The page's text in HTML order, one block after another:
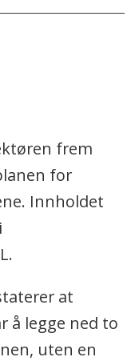
frem
for
Innholdet
at
å legge ned to
uten en